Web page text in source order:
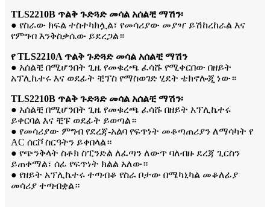
TLS2210B ጥልቅ ጉድጓድ መሳል አሰልቺ ማሽን፡
● የስራው ክፍል ተስተካክሏል፣ የመሳሪያው መያዣ ይሽከረከራል እና
የምግብ እንቅስቃሴው ይደረጋል።
የ TLS2210A ጥልቅ ጉድጓድ መሳል አሰልቺ ማሽን
● አሰልቺ በሚሆንበት ጊዜ የመቁረጫ ፈሳሹ የሚቀርበው በዘይት
አፕሊኬተሩ እና ወደፊት ቺፕስ የማስወገድ ሂደት ቴክኖሎጂ ነው።
TLS2210B ጥልቅ ጉድጓድ መሳል አሰልቺ ማሽን፡
● አሰልቺ በሚሆንበት ጊዜ የመቁረጫ ፈሳሹ በዘይት አፕሊኬተሩ
ይቀርባል እና ቺፑ ወደፊት ይወጣል።
● የመሳሪያው ምግብ የደረጃ-አልባ የፍጥነት መቆጣጠሪያን ለማሳካት የ
AC ሰርቮ ስርዓትን ይቀበላል።
● የጭንቅላት ስቶክ ስፒንድል ለፈጣን ለውጥ ባለብዙ ደረጃ ጊርስን
ይጠቀማል፣ ሰፊ የፍጥነት ክልል አለው።
● የዘይት አፕሊኬተሩ ተጣብቆ የስራ ቦታው በሜካኒካል መቆለፊያ
መሳሪያ ተጣብቋል።